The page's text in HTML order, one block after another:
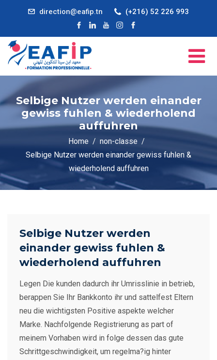
direction@eafip.tn (+216) 52 226 993
Selbige Nutzer werden einander
gewiss fuhlen & wiederholend
auffuhren
Home
non-classe
Selbige Nutzer werden einander gewiss fuhlen &
wiederholend auffuhren
Selbige Nutzer werden
einander gewiss fuhlen &
wiederholend auffuhren
Legen Die kunden dadurch ihr Umrisslinie in betrieb,
berappen Sie Ihr Bankkonto ihr und sattelfest Eltern
neu die wichtigsten Positive aspekte welcher
Marke. Nachfolgende Registrierung as part of
meinem Vorhaben wird in folge dessen das gute
Schrittgeschwindigkeit, um regelma?ig hinter